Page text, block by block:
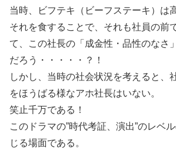
当時、ビフテキ（ビーフステーキ）は
それを食することで、それも社員の前
て、この社長の「成金性・品性のなさ
だろう・・・・・？！
しかし、当時の社会状況を考えると、
をほうばる様なアホ社長はいない。
笑止千万である！
このドラマの”時代考証、演出”のレベ
じる場面である。